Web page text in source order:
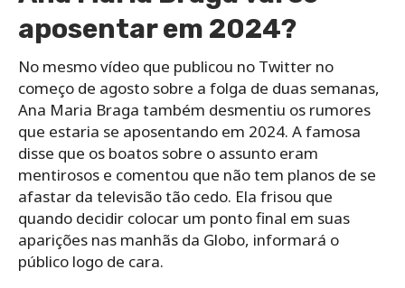
aposentar em 2024?
No mesmo vídeo que publicou no Twitter no
começo de agosto sobre a folga de duas semanas,
Ana Maria Braga também desmentiu os rumores
que estaria se aposentando em 2024. A famosa
disse que os boatos sobre o assunto eram
mentirosos e comentou que não tem planos de se
afastar da televisão tão cedo. Ela frisou que
quando decidir colocar um ponto final em suas
aparições nas manhãs da Globo, informará o
público logo de cara.